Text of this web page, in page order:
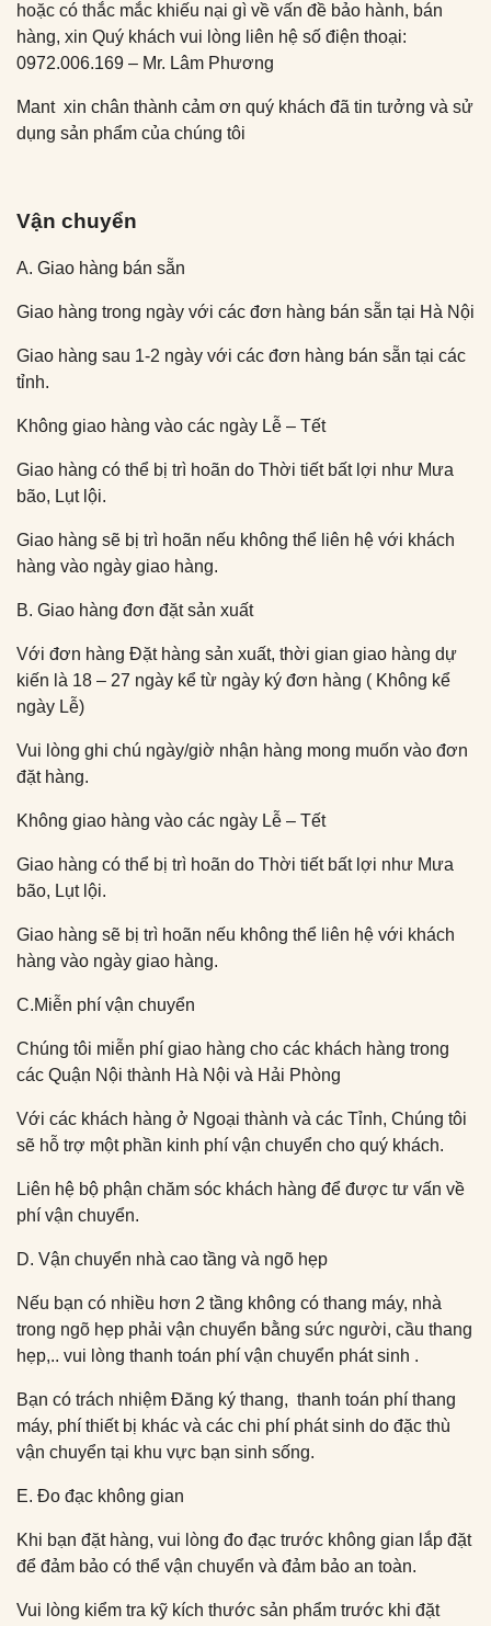
hoặc có thắc mắc khiếu nại gì về vấn đề bảo hành, bán
hàng, xin Quý khách vui lòng liên hệ số điện thoại:
0972.006.169 – Mr. Lâm Phương
Mant xin chân thành cảm ơn quý khách đã tin tưởng và sử
dụng sản phẩm của chúng tôi
Vận chuyển
A. Giao hàng bán sẵn
Giao hàng trong ngày với các đơn hàng bán sẵn tại Hà Nội
Giao hàng sau 1-2 ngày với các đơn hàng bán sẵn tại các
tỉnh.
Không giao hàng vào các ngày Lễ – Tết
Giao hàng có thể bị trì hoãn do Thời tiết bất lợi như Mưa
bão, Lụt lội.
Giao hàng sẽ bị trì hoãn nếu không thể liên hệ với khách
hàng vào ngày giao hàng.
B. Giao hàng đơn đặt sản xuất
Với đơn hàng Đặt hàng sản xuất, thời gian giao hàng dự
kiến là 18 – 27 ngày kể từ ngày ký đơn hàng ( Không kể
ngày Lễ)
Vui lòng ghi chú ngày/giờ nhận hàng mong muốn vào đơn
đặt hàng.
Không giao hàng vào các ngày Lễ – Tết
Giao hàng có thể bị trì hoãn do Thời tiết bất lợi như Mưa
bão, Lụt lội.
Giao hàng sẽ bị trì hoãn nếu không thể liên hệ với khách
hàng vào ngày giao hàng.
C.Miễn phí vận chuyển
Chúng tôi miễn phí giao hàng cho các khách hàng trong
các Quận Nội thành Hà Nội và Hải Phòng
Với các khách hàng ở Ngoại thành và các Tỉnh, Chúng tôi
sẽ hỗ trợ một phần kinh phí vận chuyển cho quý khách.
Liên hệ bộ phận chăm sóc khách hàng để được tư vấn về
phí vận chuyển.
D. Vận chuyển nhà cao tầng và ngõ hẹp
Nếu bạn có nhiều hơn 2 tầng không có thang máy, nhà
trong ngõ hẹp phải vận chuyển bằng sức người, cầu thang
hẹp,.. vui lòng thanh toán phí vận chuyển phát sinh .
Bạn có trách nhiệm Đăng ký thang, thanh toán phí thang
máy, phí thiết bị khác và các chi phí phát sinh do đặc thù
vận chuyển tại khu vực bạn sinh sống.
E. Đo đạc không gian
Khi bạn đặt hàng, vui lòng đo đạc trước không gian lắp đặt
để đảm bảo có thể vận chuyển và đảm bảo an toàn.
Vui lòng kiểm tra kỹ kích thước sản phẩm trước khi đặt